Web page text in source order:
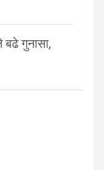
बढे गुनासा,